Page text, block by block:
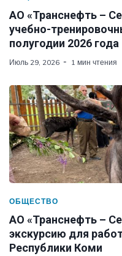
АО «Транснефть –
учебно-
полугодии 2026 года
Июль 29, 2026 1 мин чтения
ОБЩЕСТВО
АО «Транснефть –
экскурсию для
Республики Коми